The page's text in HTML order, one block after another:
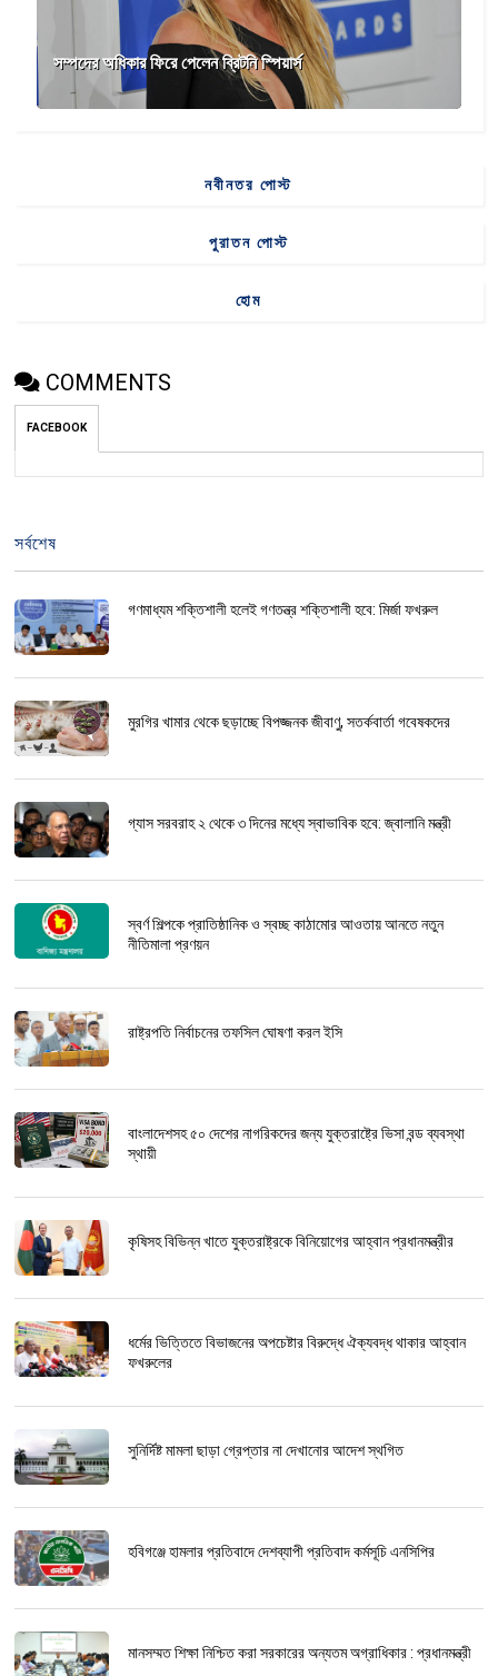
সম্পদের অধিকার ফিরে পেলেন ব্রিটনি স্পিয়ার্স
নবীনতর পোস্ট
পুরাতন পোস্ট
হোম
COMMENTS
FACEBOOK
সর্বশেষ
গণমাধ্যম শক্তিশালী হলেই গণতন্ত্র শক্তিশালী হবে: মির্জা ফখরুল
মুরগির খামার থেকে ছড়াচ্ছে বিপজ্জনক জীবাণু, সতর্কবার্তা গবেষকদের
গ্যাস সরবরাহ ২ থেকে ৩ দিনের মধ্যে স্বাভাবিক হবে: জ্বালানি মন্ত্রী
স্বর্ণ শিল্পকে প্রাতিষ্ঠানিক ও স্বচ্ছ কাঠামোর আওতায় আনতে নতুন
নীতিমালা প্রণয়ন
রাষ্ট্রপতি নির্বাচনের তফসিল ঘোষণা করল ইসি
বাংলাদেশসহ ৫০ দেশের নাগরিকদের জন্য যুক্তরাষ্ট্রে ভিসা বন্ড ব্যবস্থা
স্থায়ী
কৃষিসহ বিভিন্ন খাতে যুক্তরাষ্ট্রকে বিনিয়োগের আহ্বান প্রধানমন্ত্রীর
ধর্মের ভিত্তিতে বিভাজনের অপচেষ্টার বিরুদ্ধে ঐক্যবদ্ধ থাকার আহ্বান
ফখরুলের
সুনির্দিষ্ট মামলা ছাড়া গ্রেপ্তার না দেখানোর আদেশ স্থগিত
হবিগঞ্জে হামলার প্রতিবাদে দেশব্যাপী প্রতিবাদ কর্মসূচি এনসিপির
মানসম্মত শিক্ষা নিশ্চিত করা সরকারের অন্যতম অগ্রাধিকার : প্রধানমন্ত্রী